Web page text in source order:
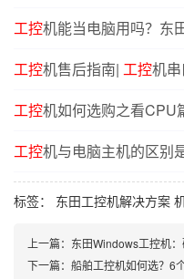
工控机能当电脑用吗？东
工控机售后指南| 工控机
工控机如何选购之看CPU
工控机与电脑主机的区别
核心差异
标签： 东田工控机解决方案
上一篇： 东田Windows工控机
下一篇： 船舶工控机如何选？6个COM